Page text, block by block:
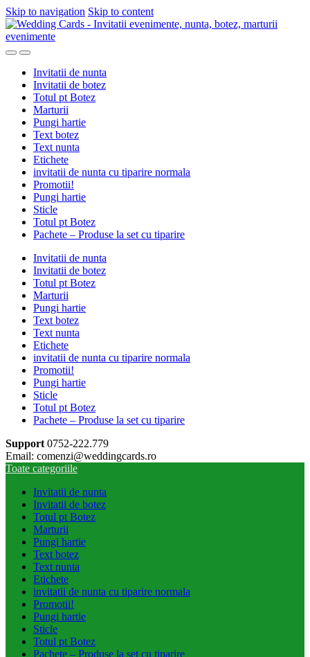
Skip to navigation Skip to content
Invitatii de nunta
Invitatii de botez
Totul pt Botez
Marturii
Pungi hartie
Text botez
Text nunta
Etichete
invitatii de nunta cu tiparire normala
Promotii!
Pungi hartie
Sticle
Totul pt Botez
Pachete – Produse la set cu tiparire
Invitatii de nunta
Invitatii de botez
Totul pt Botez
Marturii
Pungi hartie
Text botez
Text nunta
Etichete
invitatii de nunta cu tiparire normala
Promotii!
Pungi hartie
Sticle
Totul pt Botez
Pachete – Produse la set cu tiparire
Support 0752-222.779
Email: comenzi@weddingcards.ro
Toate categoriile
Invitatii de nunta
Invitatii de botez
Totul pt Botez
Marturii
Pungi hartie
Text botez
Text nunta
Etichete
invitatii de nunta cu tiparire normala
Promotii!
Pungi hartie
Sticle
Totul pt Botez
Pachete – Produse la set cu tiparire